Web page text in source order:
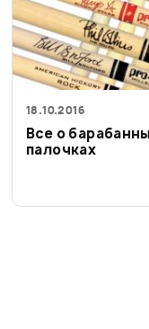
18.10.2016
Все о
палочках